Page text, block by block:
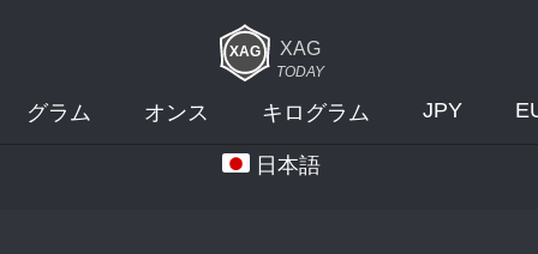
XAG
TODAY
グラム オンス キログラム JPY
日本語